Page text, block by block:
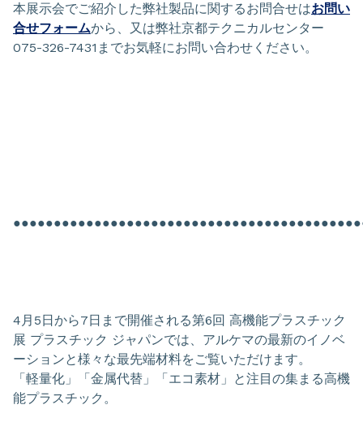
本展示会でご紹介した弊社製品に関するお問合せはお問い
合せフォームから、又は弊社京都テクニカルセンター
075-326-7431までお気軽にお問い合わせください。
4月5日から7日まで開催される第6回 高機能プラスチック
展 プラスチック ジャパンでは、アルケマの最新のイノベ
ーションと様々な最先端材料をご覧いただけます。
「軽量化」「金属代替」「エコ素材」と注目の集まる高機
能プラスチック。